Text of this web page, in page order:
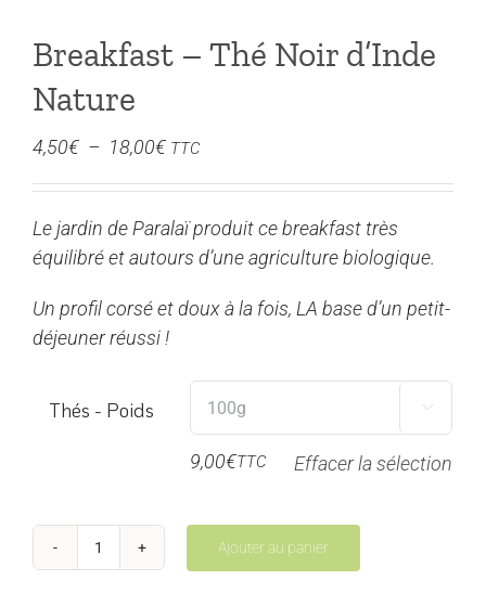
Breakfast – Thé Noir d’Inde
Nature
4,50€ – 18,00€Plage
4,50€
à
TTC
Le jardin de Paralaï produit ce breakfast très
équilibré et autours d’une agriculture biologique.
Un profil corsé et doux à la fois, LA base d’un petit-
déjeuner réussi !
Thés - Poids 
9,00€TTC Effacer la sélection
quantité
Ajouter au panier